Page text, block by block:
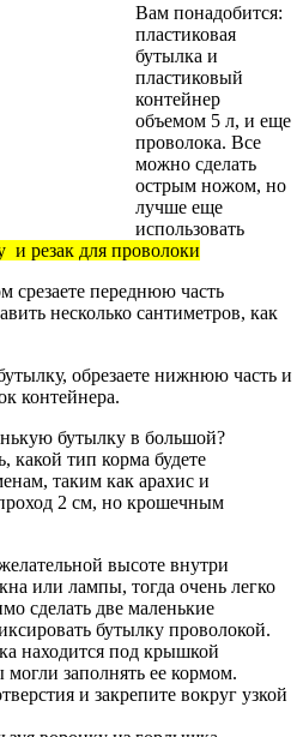
Вам понадобится:
пластиковая
бутылка и
пластиковый
контейнер
объемом 5 л, и еще
проволока. Все
можно сделать
острым ножом, но
лучше еще
использовать
и резак для проволоки
переднюю часть
несколько сантиметров, как
обрезаете нижнюю часть и
контейнера.
бутылку в большой?
тип корма будете
таким как арахис и
2 см, но крошечным
высоте внутри
или лампы, тогда очень легко
сделать две маленькие
бутылку проволокой.
находится под крышкой
заполнять ее кормом.
и закрепите вокруг узкой